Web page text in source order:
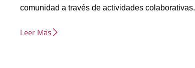
comunidad a través de actividades colaborativas.
Leer Más